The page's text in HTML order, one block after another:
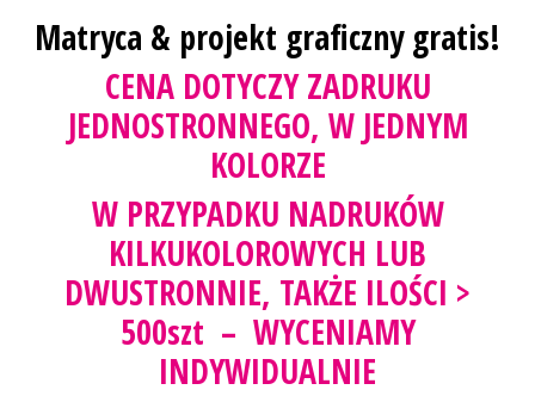
Matryca & projekt graficzny gratis!
CENA DOTYCZY ZADRUKU
JEDNOSTRONNEGO, W JEDNYM
KOLORZE
W PRZYPADKU NADRUKÓW
KILKUKOLOROWYCH LUB
DWUSTRONNIE, TAKŻE ILOŚCI >
500szt – WYCENIAMY
INDYWIDUALNIE